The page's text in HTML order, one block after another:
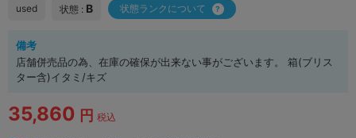
used 状態 : B 状態ランクについて
備考
店舗併売品の為、在庫の確保が出来ない事がございます。 箱(ブリス
ター含)イタミ/キズ
35,860 円 税込